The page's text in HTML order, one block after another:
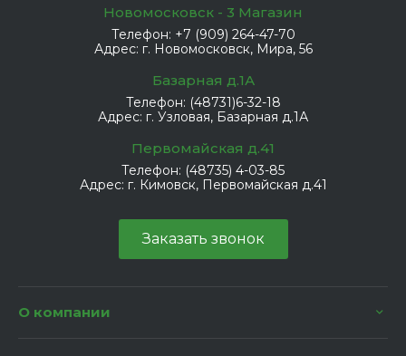
Новомосковск - 3 Магазин
Телефон: +7 (909) 264-47-70
Адрес: г. Новомосковск, Мира, 56
Базарная д.1А
Телефон: (48731)6-32-18
Адрес: г. Узловая, Базарная д.1А
Первомайская д.41
Телефон: (48735) 4-03-85
Адрес: г. Кимовск, Первомайская д.41
Заказать звонок
О компании